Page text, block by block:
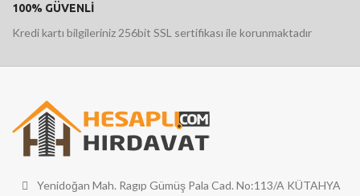
100% GÜVENLİ
Kredi kartı bilgileriniz 256bit SSL sertifikası ile korunmaktadır
Yenidoğan Mah. Ragıp Gümüş Pala Cad. No:113/A KÜTAHYA